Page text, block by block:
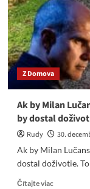
výročie
predčasnej
smrti
generála
Z Domova
Ak by Milan
by dostal
Rudy
30.
Ak by Milan
dostal doživotie.
Čítajte viacRead